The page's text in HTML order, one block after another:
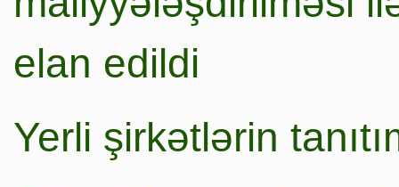
elan edildi
Yerli şirkətlərin